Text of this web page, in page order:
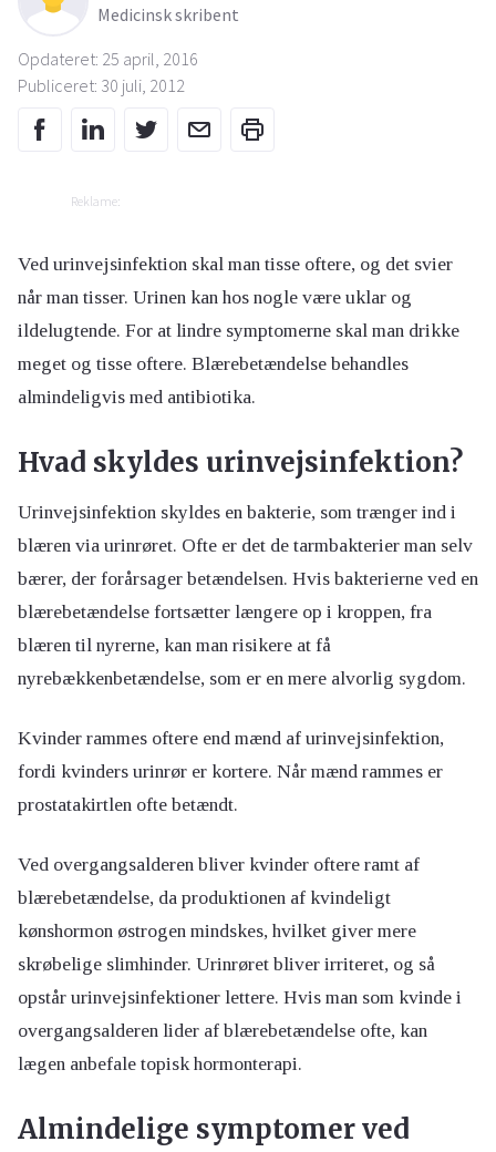
Medicinsk skribent
Opdateret: 25 april, 2016
Publiceret: 30 juli, 2012
Reklame:
Ved urinvejsinfektion skal man tisse oftere, og det svier
når man tisser. Urinen kan hos nogle være uklar og
ildelugtende. For at lindre symptomerne skal man drikke
meget og tisse oftere. Blærebetændelse behandles
almindeligvis med antibiotika.
Hvad skyldes urinvejsinfektion?
Urinvejsinfektion skyldes en bakterie, som trænger ind i
blæren via urinrøret. Ofte er det de tarmbakterier man selv
bærer, der forårsager betændelsen. Hvis bakterierne ved en
blærebetændelse fortsætter længere op i kroppen, fra
blæren til nyrerne, kan man risikere at få
nyrebækkenbetændelse, som er en mere alvorlig sygdom.
Kvinder rammes oftere end mænd af urinvejsinfektion,
fordi kvinders urinrør er kortere. Når mænd rammes er
prostatakirtlen ofte betændt.
Ved overgangsalderen bliver kvinder oftere ramt af
blærebetændelse, da produktionen af kvindeligt
kønshormon østrogen mindskes, hvilket giver mere
skrøbelige slimhinder. Urinrøret bliver irriteret, og så
opstår urinvejsinfektioner lettere. Hvis man som kvinde i
overgangsalderen lider af blærebetændelse ofte, kan
lægen anbefale topisk hormonterapi.
Almindelige symptomer ved